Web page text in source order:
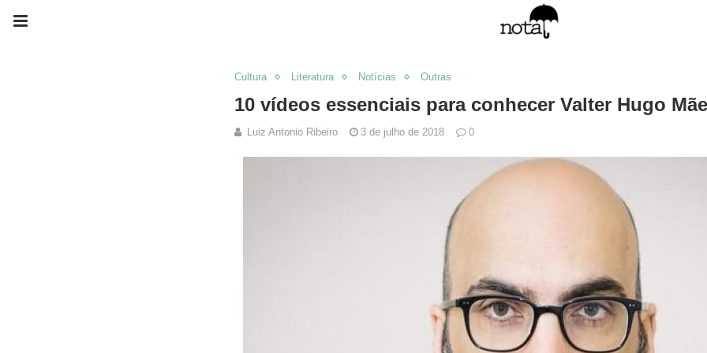
Cultura Literatura Notícias Outras
10 vídeos essenciais para conhecer Valter Hugo Mãe
Luiz Antonio Ribeiro 3 de julho de 2018 0